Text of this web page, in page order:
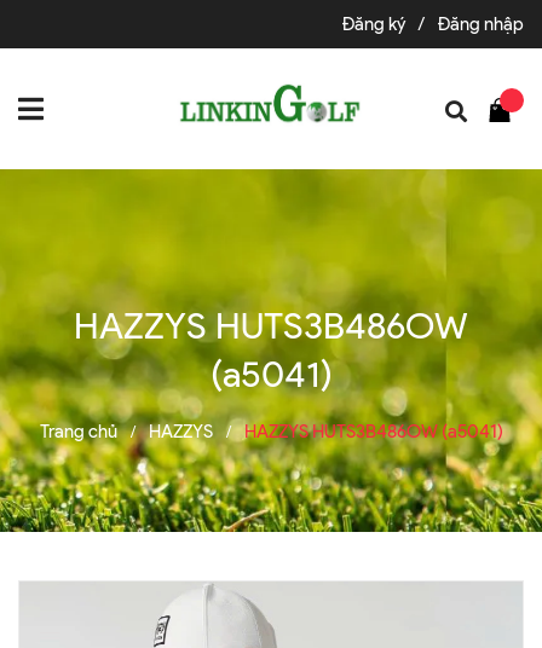
Đăng ký / Đăng nhập
HAZZYS HUTS3B486OW
(a5041)
Trang chủ / HAZZYS / HAZZYS HUTS3B486OW (a5041)